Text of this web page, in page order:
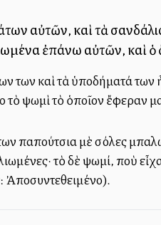
αὐτῶν, καὶ τὰ
ἐπάνω αὐτῶν, καὶ ὁ
των καὶ τὰ ὑποδήματά
τὸ ψωμὶ τὸ ὁποῖον ἔφεραν
παπούτσια μὲ σόλες
τὸ δὲ ψωμί, ποὺ
Ἀποσυντεθειμένο).